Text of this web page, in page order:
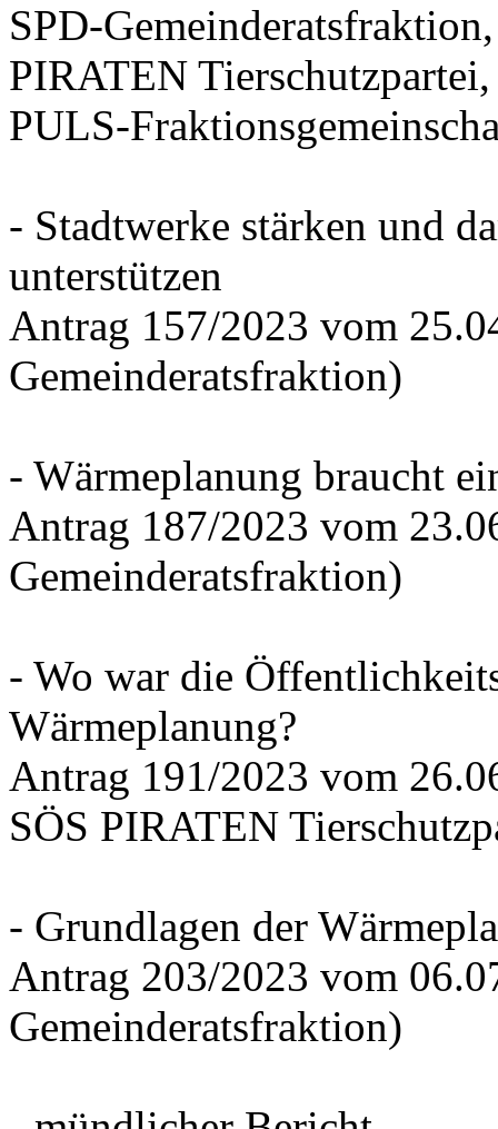
SPD-
PIRATEN Tierschutzpartei,
PULS-
- Stadtwerke stärken und
unterstützen
Antrag 157/2023 vom
Gemeinderatsfraktion)
- Wärmeplanung braucht
Antrag 187/2023 vom
Gemeinderatsfraktion)
- Wo war die
Wärmeplanung?
Antrag 191/2023 vom
SÖS PIRATEN
- Grundlagen der
Antrag 203/2023 vom
Gemeinderatsfraktion)